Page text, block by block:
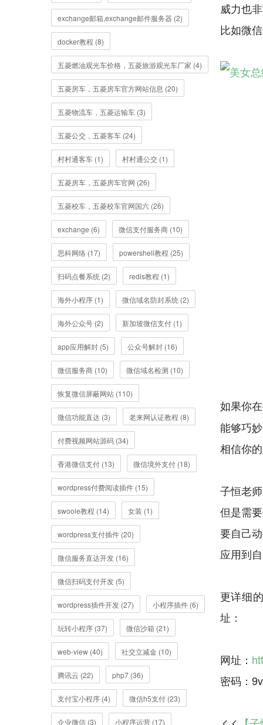
exchange邮箱,exchange邮件服务器 (2)
docker教程 (8)
五菱燃油观光车价格，五菱旅游观光车厂家 (4)
五菱房车，五菱房车官方网站信息 (20)
五菱物流车，五菱运输车 (3)
五菱公交，五菱客车 (24)
村村通客车 (1) 村村通公交 (1)
五菱房车，五菱房车官网 (26)
五菱校车，五菱校车官网国六 (26)
exchange (6) 微信支付服务商 (10)
思科网络 (17) powershell教程 (25)
扫码点餐系统 (2) redis教程 (1)
海外小程序 (1) 微信域名防封系统 (2)
海外公众号 (2) 新加坡微信支付 (1)
app应用解封 (5) 公众号解封 (16)
微信服务商 (10) 微信域名检测 (10)
恢复微信屏蔽网站 (110)
微信功能直达 (3) 老来网认证教程 (8)
付费视频网站源码 (34)
香港微信支付 (13) 微信境外支付 (18)
wordpress付费阅读插件 (15)
swoole教程 (14) 女装 (1)
wordpress支付插件 (20)
微信服务直达开发 (16)
微信扫码支付开发 (5)
wordpress插件开发 (27) 小程序插件 (6)
玩转小程序 (37) 微信沙箱 (21)
web-view (40) 社交立减金 (10)
腾讯云 (22) php7 (36)
支付宝小程序 (4) 微信h5支付 (23)
企业微信 (3) 小程序运营 (17)
威力也
比如微
如果你
能够巧
相信你
子恒老
但是需
要自己
应用到
更详细
址：
网址：